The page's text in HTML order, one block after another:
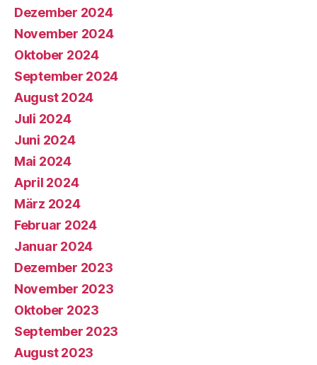
Dezember 2024
November 2024
Oktober 2024
September 2024
August 2024
Juli 2024
Juni 2024
Mai 2024
April 2024
März 2024
Februar 2024
Januar 2024
Dezember 2023
November 2023
Oktober 2023
September 2023
August 2023